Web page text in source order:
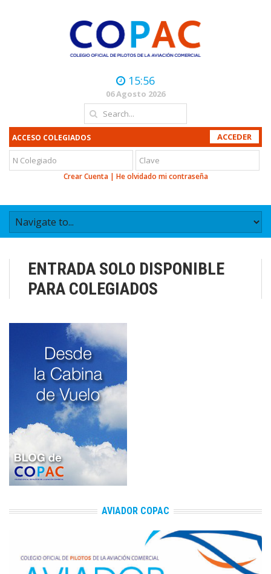
15:56
06 Agosto 2026
ACCESO COLEGIADOS
Crear Cuenta| He olvidado mi contraseña
ENTRADA SOLO DISPONIBLE
PARA COLEGIADOS
AVIADOR COPAC